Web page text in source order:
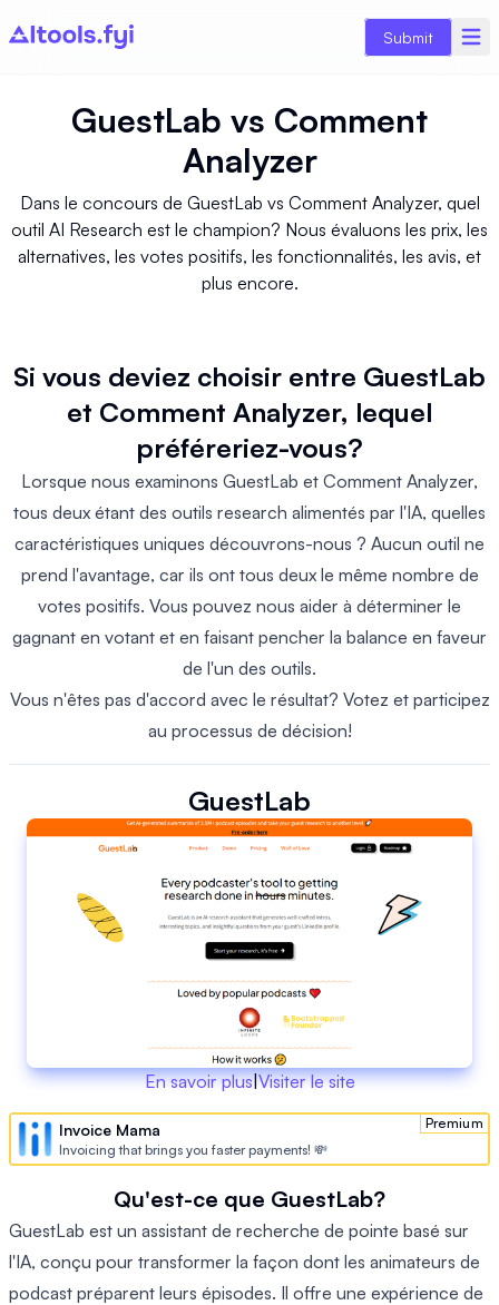
Submit
GuestLab vs Comment
Analyzer
Dans le concours de GuestLab vs Comment Analyzer, quel
outil AI Research est le champion? Nous évaluons les prix, les
alternatives, les votes positifs, les fonctionnalités, les avis, et
plus encore.
Si vous deviez choisir entre GuestLab
et Comment Analyzer, lequel
préféreriez-vous?
Lorsque nous examinons GuestLab et Comment Analyzer,
tous deux étant des outils research alimentés par l'IA, quelles
caractéristiques uniques découvrons-nous ? Aucun outil ne
prend l'avantage, car ils ont tous deux le même nombre de
votes positifs. Vous pouvez nous aider à déterminer le
gagnant en votant et en faisant pencher la balance en faveur
de l'un des outils.
Vous n'êtes pas d'accord avec le résultat? Votez et participez
au processus de décision!
GuestLab
En savoir plus|Visiter le site
Premium
Invoice Mama
Invoicing that brings you faster payments! 💸
Qu'est-ce que GuestLab?
GuestLab est un assistant de recherche de pointe basé sur
l'IA, conçu pour transformer la façon dont les animateurs de
podcast préparent leurs épisodes. Il offre une expérience de